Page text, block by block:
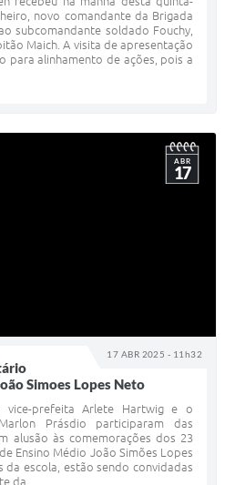
novo comandante da Brigada
subcomandante soldado Fouchy,
Maich. A visita de apresentação
para alinhamento de ações, pois a
17 ABR 2025 - 11h32
ABR
17
Simoes Lopes Neto
vice-prefeita Arlete Hartwig e o
Prásdio participaram das
alusão às comemorações dos 23
Ensino Médio João Simões Lopes
da escola, estão sendo convidadas
da...